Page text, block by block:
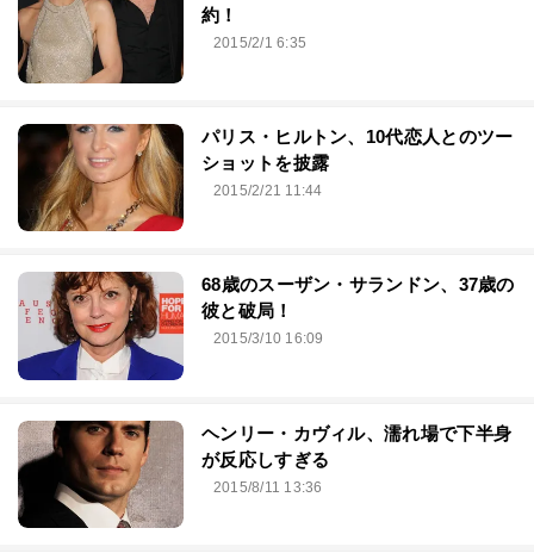
約！
2015/2/1 6:35
パリス・ヒルトン、10代恋人とのツー
ショットを披露
2015/2/21 11:44
68歳のスーザン・サランドン、37歳の
彼と破局！
2015/3/10 16:09
ヘンリー・カヴィル、濡れ場で下半身
が反応しすぎる
2015/8/11 13:36